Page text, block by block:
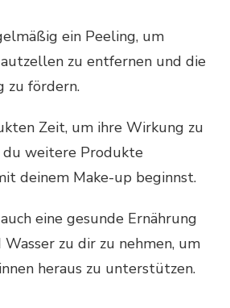
ein Peeling, um
zu entfernen und die
zu fördern.
Zeit, um ihre Wirkung zu
weitere Produkte
deinem Make-up beginnst.
eine gesunde Ernährung
Wasser zu dir zu nehmen, um
heraus zu unterstützen.